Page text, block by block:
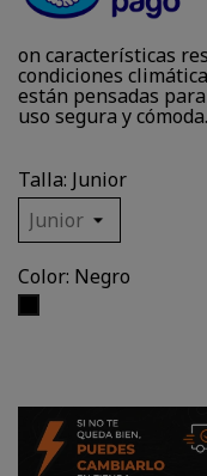
on características
condiciones
están pensadas
uso segura y cómoda.
Talla: Junior
Color: Negro